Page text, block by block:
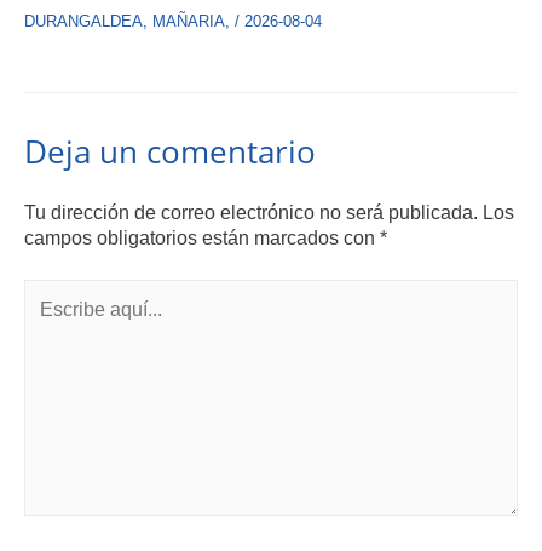
DURANGALDEA MAÑARIA / 2026-08-04
Deja un comentario
Tu dirección de correo electrónico no será publicada. Los
campos obligatorios están marcados con *